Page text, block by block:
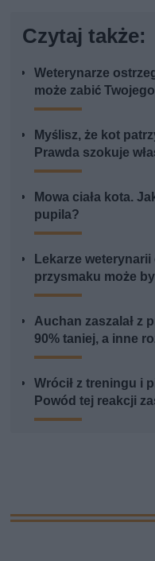
Czytaj także:
Weterynarze
może zabić
Myślisz, że kot
Prawda szokuje
Mowa ciała kota.
pupila?
Lekarze
przysmaku może
Auchan zaszalał z
90% taniej, a inne
Wrócił z treningu i
Powód tej reakcji